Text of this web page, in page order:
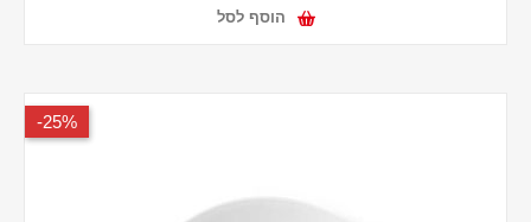
הוסף לסל
25%-